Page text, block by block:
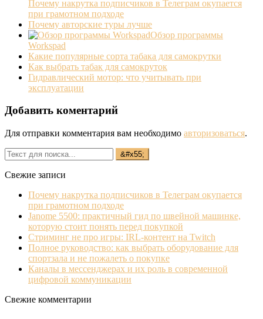
Почему накрутка подписчиков в Телеграм окупается
при грамотном подходе
Почему авторские туры лучше
Обзор программы
Workspad
Какие популярные сорта табака для самокрутки
Как выбрать табак для самокруток
Гидравлический мотор: что учитывать при
эксплуатации
Добавить коментарий
Для отправки комментария вам необходимо авторизоваться.
Свежие записи
Почему накрутка подписчиков в Телеграм окупается
при грамотном подходе
Janome 5500: практичный гид по швейной машинке,
которую стоит понять перед покупкой
Стриминг не про игры: IRL‐контент на Twitch
Полное руководство: как выбрать оборудование для
спортзала и не пожалеть о покупке
Каналы в мессенджерах и их роль в современной
цифровой коммуникации
Свежие комментарии